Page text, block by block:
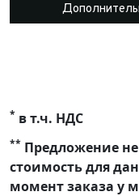
* в т.ч. НДС
** Предложение
стоимость для
момент заказа у